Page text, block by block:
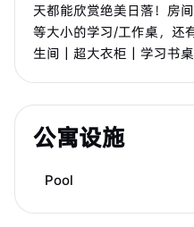
天都能欣赏绝美日落！房
等大小的学习/工作桌，还
生间｜超大衣柜｜学习书桌
公寓设施
Pool